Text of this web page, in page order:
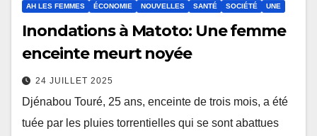
AH LES FEMMES ÉCONOMIE NOUVELLES SANTÉ SOCIÉTÉ UNE
Inondations à Matoto: Une femme
enceinte meurt noyée
24 JUILLET 2025
Djénabou Touré, 25 ans, enceinte de trois mois, a été
tuée par les pluies torrentielles qui se sont abattues